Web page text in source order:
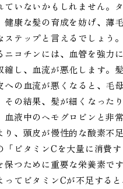
いないかもしれません。
康な髪の育成を妨げ、薄
テップと言えるでしょう
コチンには、血管を強力
し、血流が悪化します。
の血流が悪くなると、毛
の結果、髪が細くなった
液中のヘモグロビンと非
、頭皮が慢性的な酸素不
ビタミンCを大量に消費
つために重要な栄養素で
てビタミンCが不足する